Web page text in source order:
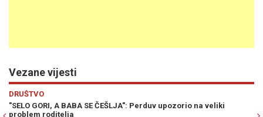
Vezane vijesti
Perduv upozorio na veliki
"POTJERNICA" ZA DRAŠKOM
Previous